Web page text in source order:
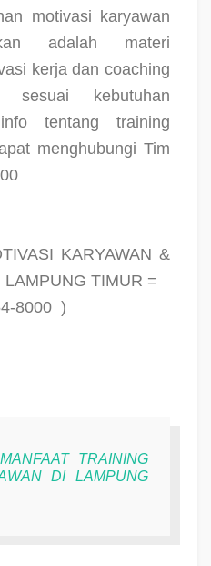
motivasi karyawan
adalah materi
kerja dan coaching
sesuai kebutuhan
tentang training
menghubungi Tim
KARYAWAN &
TIMUR =
8000 )
TRAINING
DI LAMPUNG